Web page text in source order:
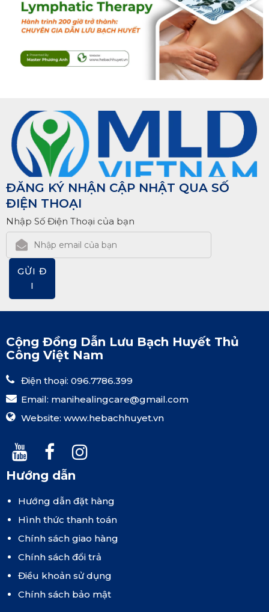
ĐĂNG KÝ NHẬN CẬP NHẬT QUA SỐ
ĐIỆN THOẠI
Nhập Số Điện Thoại của bạn
GỬI Đ
I
Cộng Đồng Dẫn Lưu Bạch Huyết Thủ
Công Việt Nam
Điện thoại: 096.7786.399
Email: manihealingcare@gmail.com
Website: www.hebachhuyet.vn
Hướng dẫn
Hướng dẫn đặt hàng
Hình thức thanh toán
Chính sách giao hàng
Chính sách đổi trả
Điều khoản sử dụng
Chính sách bảo mật